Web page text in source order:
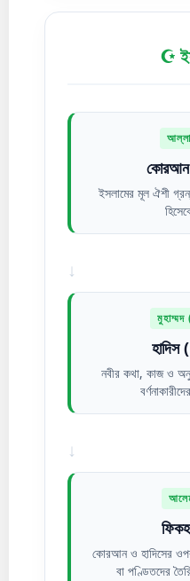
☪️
ইসলামের মূল ঐশী
↓
নবীর কথা, কাজ ও
↓
কোরআন ও হাদিসের
বা পণ্ডিতদের